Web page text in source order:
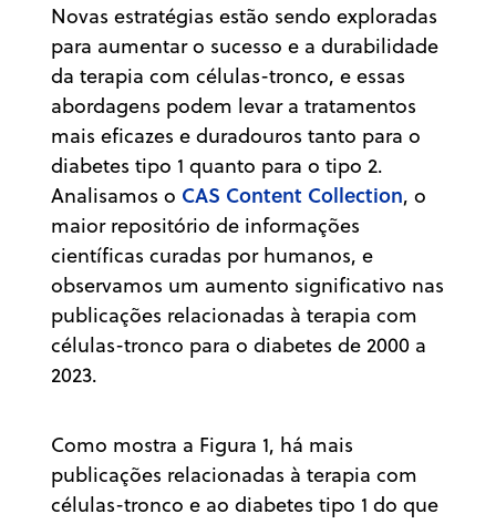
Novas estratégias estão sendo exploradas
para aumentar o sucesso e a durabilidade
da terapia com células-tronco, e essas
abordagens podem levar a tratamentos
mais eficazes e duradouros tanto para o
diabetes tipo 1 quanto para o tipo 2.
Analisamos o CAS Content Collection, o
maior repositório de informações
científicas curadas por humanos, e
observamos um aumento significativo nas
publicações relacionadas à terapia com
células-tronco para o diabetes de 2000 a
2023.
Como mostra a Figura 1, há mais
publicações relacionadas à terapia com
células-tronco e ao diabetes tipo 1 do que